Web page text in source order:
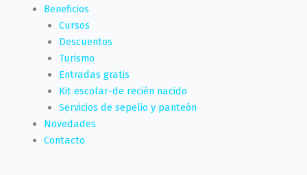
Beneficios
Cursos
Descuentos
Turismo
Entradas gratis
Kit escolar-de recién nacido
Servicios de sepelio y panteón
Novedades
Contacto